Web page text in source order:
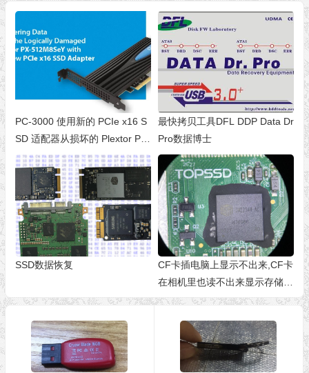
PC-3000 使用新的 PCIe x16 S
SD 适配器从损坏的 Plextor PX-
512M8SEY 恢复数据
最快拷贝工具DFL DDP Data Dr
Pro数据博士
SSD数据恢复
CF卡插电脑上显示不出来,CF卡
在相机里也读不出来显示存储卡
损坏